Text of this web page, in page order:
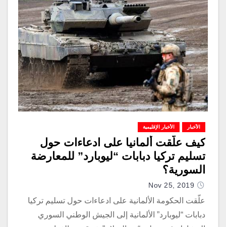
الأخبار الأخبار الإقليمية
كيف علّقت ألمانيا على ادعاءات حول
تسليم تركيا دبابات “ليوبارد” للمعارضة
السورية؟
Nov 25, 2019
علّقت الحكومة الألمانية على ادعاءات حول تسليم تركيا
دبابات “ليوبارد” الألمانية إلى الجيش الوطني السوري